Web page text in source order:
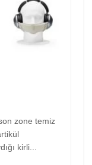
zone temiz
kirli...